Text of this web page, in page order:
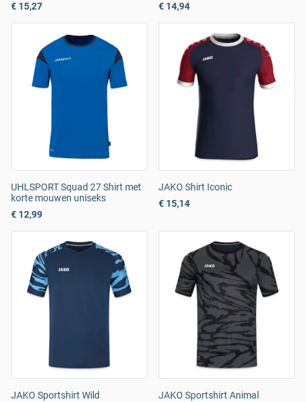
€ 15,27
€ 14,94
UHLSPORT Squad 27 Shirt met
korte mouwen uniseks
€ 12,99
JAKO Shirt Iconic
€ 15,14
JAKO Sportshirt Wild
JAKO Sportshirt Animal